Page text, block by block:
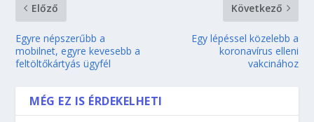
Előző
Egyre népszerűbb a
mobilnet, egyre kevesebb a
feltöltőkártyás ügyfél
Következő
Egy lépéssel közelebb a
koronavírus elleni
vakcinához
MÉG EZ IS ÉRDEKELHETI